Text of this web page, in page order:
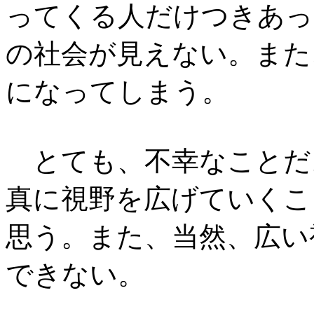
ってくる人だけつきあ
の社会が見えない。ま
になってしまう。
とても、不幸なこと
真に視野を広げていく
思う。また、当然、広
できない。